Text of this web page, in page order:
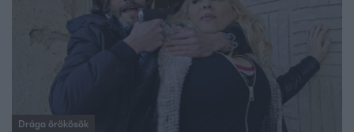
Drága örökösök